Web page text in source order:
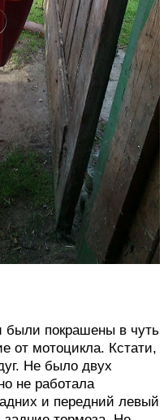
были покрашены в чуть
от мотоцикла. Кстати,
Не было двух
не работала
и передний левый